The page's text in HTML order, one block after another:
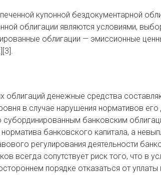
купонной бездокументарной
облигации являются условиями,
облигации — эмиссионные
денежные средства
в случае нарушения нормативов
субординированным банковским
банковского капитала, а
регулирования деятельности
всегда сопутствует риск того, что в
порядке отказаться от уплаты